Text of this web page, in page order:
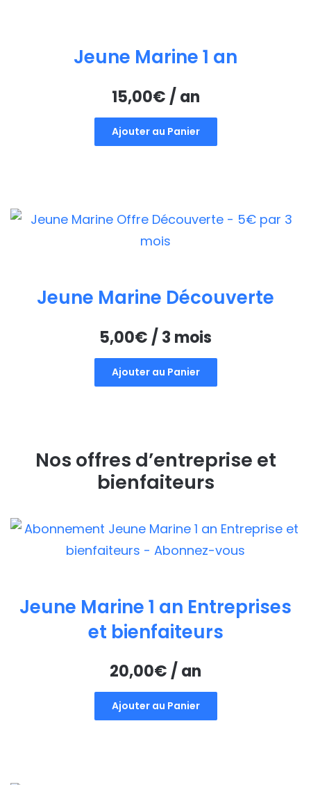
Jeune Marine 1 an
15,00€ / an
Ajouter au Panier
Jeune Marine Découverte
5,00€ / 3 mois
Ajouter au Panier
Nos offres d’entreprise et
bienfaiteurs
Jeune Marine 1 an Entreprises
et bienfaiteurs
20,00€/ an
Ajouter au Panier